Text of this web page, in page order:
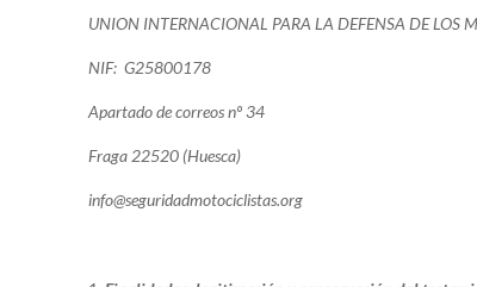
UNION INTERNACIONAL PARA LA DEFENSA DE LOS
NIF: G25800178
Apartado de correos nº 34
Fraga 22520 (Huesca)
info@seguridadmotociclistas.org